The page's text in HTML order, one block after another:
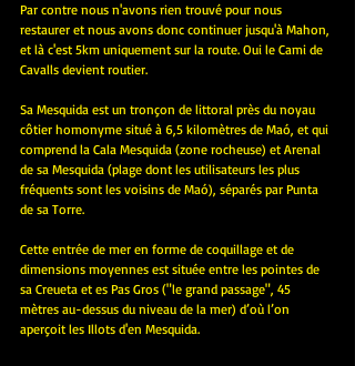
Par contre nous n'avons rien trouvé pour nous
restaurer et nous avons donc continuer jusqu'à Mahon,
et là c'est 5km uniquement sur la route. Oui le Cami de
Cavalls devient routier.
Sa Mesquida est un tronçon de littoral près du noyau
côtier homonyme situé à 6,5 kilomètres de Maó, et qui
comprend la Cala Mesquida (zone rocheuse) et Arenal
de sa Mesquida (plage dont les utilisateurs les plus
fréquents sont les voisins de Maó), séparés par Punta
de sa Torre.
Cette entrée de mer en forme de coquillage et de
dimensions moyennes est située entre les pointes de
sa Creueta et es Pas Gros ("le grand passage", 45
mètres au-dessus du niveau de la mer) d’où l’on
aperçoit les Illots d'en Mesquida.